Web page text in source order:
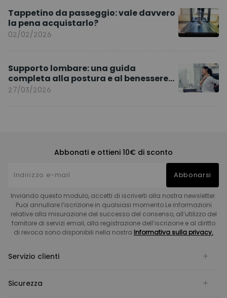
Tappetino da passeggio: vale davvero
la pena acquistarlo?
02/02/2026
Supporto lombare: una guida
completa alla postura e al benessere
quotidiano
27/03/2026
Abbonati e ottieni 10€ di sconto
Abbonarsi
Inviando questo modulo, accetti di iscriverti alla nostra newsletter.
Puoi annullare l’iscrizione in qualsiasi momento.Le informazioni
relative alla misurazione del successo del consenso, all’utilizzo del
fornitore di servizi email, alla registrazione dell’iscrizione e al diritto
di revoca sono disponibili nella nostra Informativa sulla privacy.
Servizio clienti
Sicurezza